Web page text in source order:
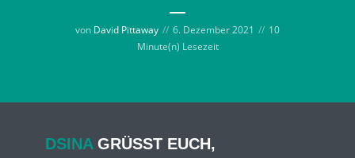
von David Pittaway 6. Dezember 2021
10
Minute(n) Lesezeit
DSINAGRÜSST EUCH,